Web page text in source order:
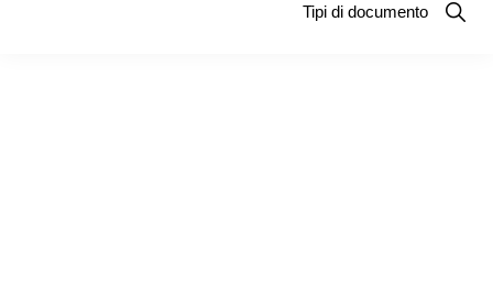
Tipi di documento
Show